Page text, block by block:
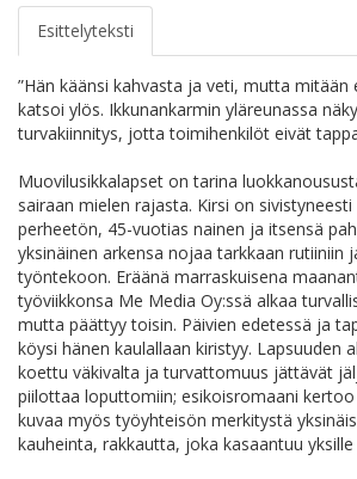
Esittelyteksti
”Hän käänsi kahvasta ja veti, mutta mitään
katsoi ylös. Ikkunankarmin yläreunassa
turvakiinnitys, jotta toimihenkilöt eivät
Muovilusikkalapset on tarina
sairaan mielen rajasta. Kirsi on
perheetön, 45-vuotias nainen ja itsensä
yksinäinen arkensa nojaa tarkkaan rutiiniin
työntekoon. Eräänä marraskuisena
työviikkonsa Me Media Oy:ssä alkaa
mutta päättyy toisin. Päivien edetessä ja
köysi hänen kaulallaan kiristyy. Lapsuuden
koettu väkivalta ja turvattomuus jättävät
piilottaa loputtomiin; esikoisromaani kertoo
kuvaa myös työyhteisön merkitystä
kauheinta, rakkautta, joka kasaantuu